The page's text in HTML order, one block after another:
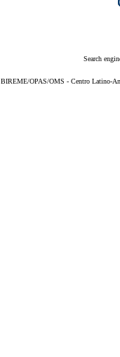
Search
BIREME/OPAS/OMS - Centro Latino-